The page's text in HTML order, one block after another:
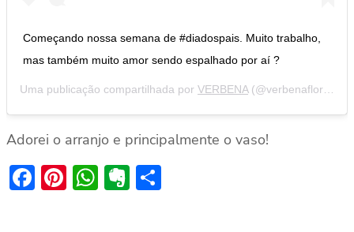
Começando nossa semana de #diadospais. Muito trabalho,
mas também muito amor sendo espalhado por aí ?
Uma publicação compartilhada por VERBENA(@verbenaflores) em
Adorei o arranjo e principalmente o vaso!
Facebook
Pinterest
WhatsApp
Evernote